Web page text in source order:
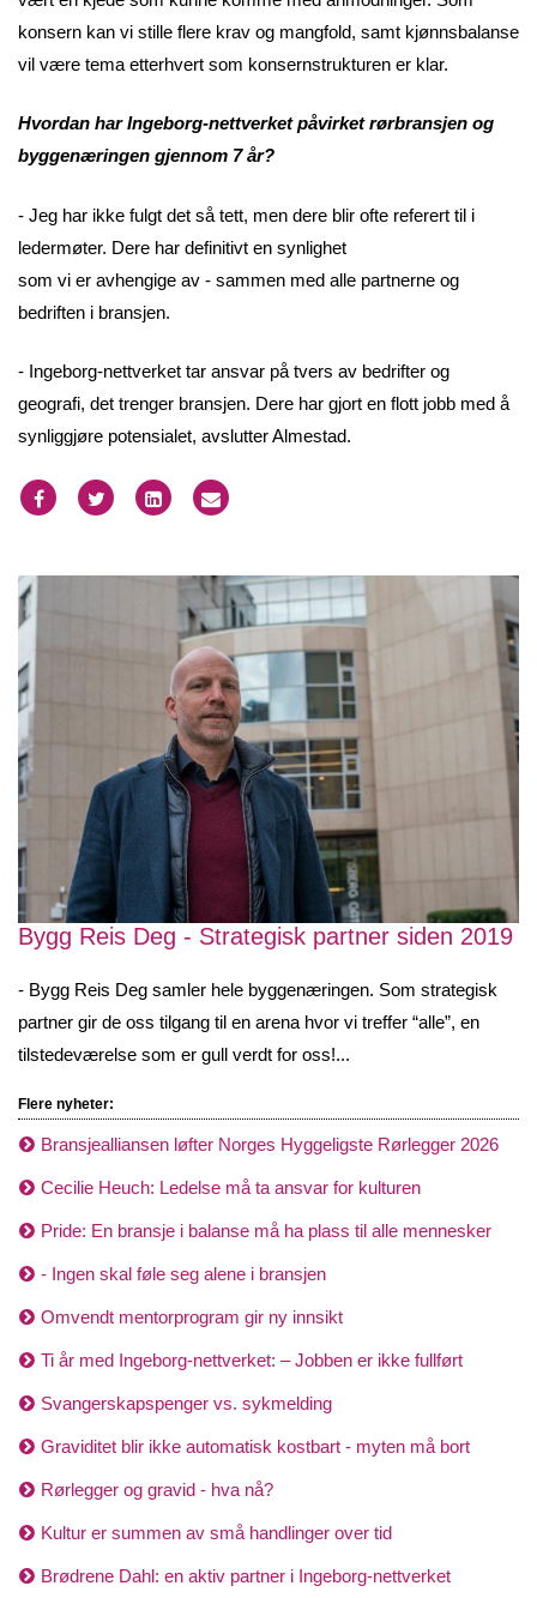
konsern kan vi stille flere krav og mangfold, samt kjønnsbalanse
vil være tema etterhvert som konsernstrukturen er klar.
Hvordan har Ingeborg-nettverket påvirket rørbransjen og
byggenæringen gjennom 7 år?
- Jeg har ikke fulgt det så tett, men dere blir ofte referert til i
ledermøter. Dere har definitivt en synlighet
som vi er avhengige av - sammen med alle partnerne og
bedriften i bransjen.
- Ingeborg-nettverket tar ansvar på tvers av bedrifter og
geografi, det trenger bransjen. Dere har gjort en flott jobb med å
synliggjøre potensialet, avslutter Almestad.
Bygg Reis Deg - Strategisk partner siden 2019
- Bygg Reis Deg samler hele byggenæringen. Som strategisk
partner gir de oss tilgang til en arena hvor vi treffer “alle”, en
tilstedeværelse som er gull verdt for oss!...
Flere nyheter:
Bransjealliansen løfter Norges Hyggeligste Rørlegger 2026
Cecilie Heuch: Ledelse må ta ansvar for kulturen
Pride: En bransje i balanse må ha plass til alle mennesker
- Ingen skal føle seg alene i bransjen
Omvendt mentorprogram gir ny innsikt
Ti år med Ingeborg-nettverket: – Jobben er ikke fullført
Svangerskapspenger vs. sykmelding
Graviditet blir ikke automatisk kostbart - myten må bort
Rørlegger og gravid - hva nå?
Kultur er summen av små handlinger over tid
Brødrene Dahl: en aktiv partner i Ingeborg-nettverket